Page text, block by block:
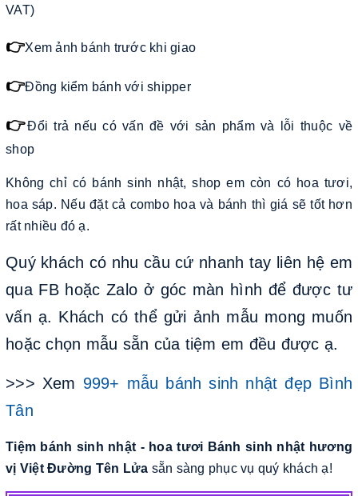
VAT)
👉Xem ảnh bánh trước khi giao
👉Đồng kiểm bánh với shipper
👉Đổi trả nếu có vấn đề với sản phẩm và lỗi thuộc về
shop
Không chỉ có bánh sinh nhật, shop em còn có hoa tươi,
hoa sáp. Nếu đặt cả combo hoa và bánh thì giá sẽ tốt hơn
rất nhiều đó ạ.
Quý khách có nhu cầu cứ nhanh tay liên hệ em
qua FB hoặc Zalo ở góc màn hình để được tư
vấn ạ. Khách có thể gửi ảnh mẫu mong muốn
hoặc chọn mẫu sẵn của tiệm em đều được ạ.
>>> Xem 999+ mẫu bánh sinh nhật đẹp Bình
Tân
Tiệm bánh sinh nhật - hoa tươi Bánh sinh nhật hương
vị Việt Đường Tên Lửa sẵn sàng phục vụ quý khách ạ!